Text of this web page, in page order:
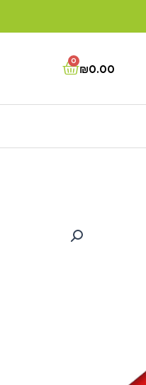
₪0.00
0
Cart